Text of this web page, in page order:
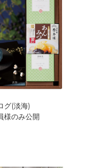
グ(淡海)
様のみ公開